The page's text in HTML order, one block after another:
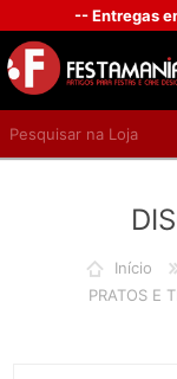
-- Entregas
INICIAR SESSÃO
Início
PRATOS E